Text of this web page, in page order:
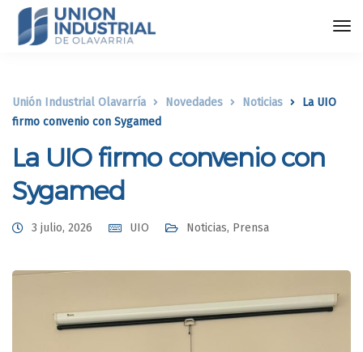
Unión Industrial Olavarría Novedades Noticias
La UIO
firmo convenio con Sygamed
La UIO firmo convenio con
Sygamed
3 julio, 2026 UIO Noticias, Prensa